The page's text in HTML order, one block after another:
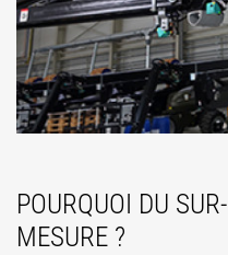
POURQUOI DU SUR-
MESURE ?